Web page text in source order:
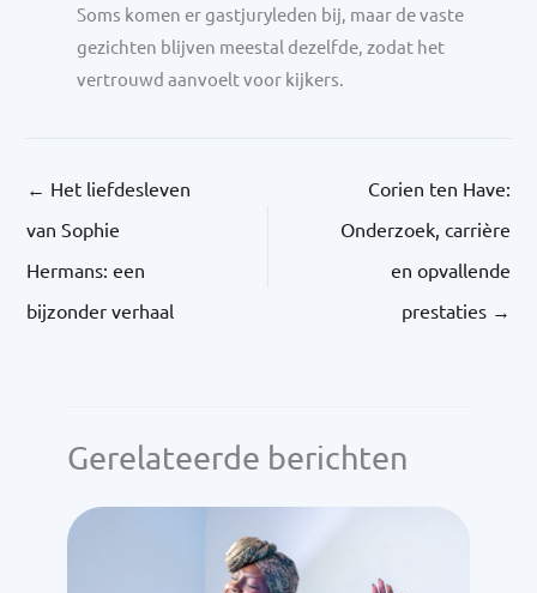
Soms komen er gastjuryleden bij, maar de vaste
gezichten blijven meestal dezelfde, zodat het
vertrouwd aanvoelt voor kijkers.
← Het liefdesleven
van Sophie
Hermans: een
bijzonder verhaal
Corien ten Have:
Onderzoek, carrière
en opvallende
prestaties →
Gerelateerde berichten